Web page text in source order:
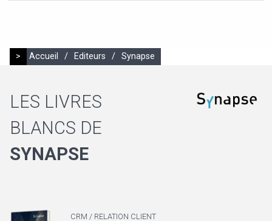
> Accueil / Editeurs / Synapse
LES LIVRES
BLANCS DE
SYNAPSE
CRM / RELATION CLIENT